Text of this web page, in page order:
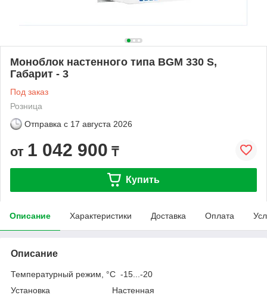
Моноблок настенного типа BGM 330 S,
Габарит - 3
Под заказ
Розница
Отправка с 17 августа 2026
от 1 042 900 ₸
Купить
Описание Характеристики Доставка Оплата
Описание
Температурный режим, °С -15...-20
Установка Настенная